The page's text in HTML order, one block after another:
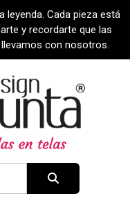
leyenda. Cada pieza está
y recordarte que las
con nosotros.